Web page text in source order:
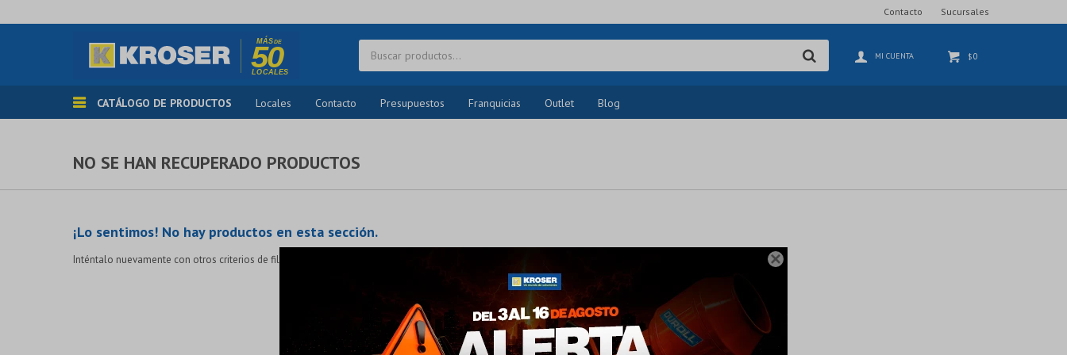

CATÁLOGO DE PRODUCTOS Locales Contacto Presupuestos Franquicias Outlet Blog
$0
Contacto Sucursales
NO SE HAN RECUPERADO PRODUCTOS
¡Lo sentimos! No hay productos en esta sección.
Inténtalo nuevamente con otros criterios de filtrado o busca en otras secciones de nuestro catálogo.
¡Sumate a la forma más ágil de comprar!
Comprá en 3 cuotas sin recargo o hasta en 12
cuotas * ¡Solo con tu cédula!
* sujeto aprobación crediticia.